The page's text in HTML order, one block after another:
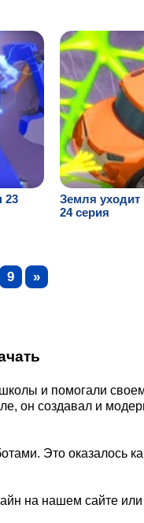
23
Земля уходит
24 серия
9 »
и помогали
он создавал и
Это оказалось как
на нашем сайте или